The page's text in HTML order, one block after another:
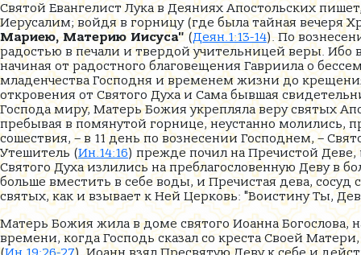
Святой Евангелист Лука в Деяниях Апостольских
Иерусалим; войдя в горницу (где была тайная вечеря
Мариею, Материю Иисуса" (Деян.1:13-14). По
радостью в печали и твердой учительницей веры. Ибо
начиная от радостного благовещения Гавриила о
младенчества Господня и временем жизни до
откровения от Святого Духа и Сама бывшая
Господа миру, Матерь Божия укрепляла веру святых
пребывая в помянутой горнице, неустанно молились,
сошествия, – в 11 день по вознесении Господнем, –
Утешитель (Ин.14:16) прежде почил на Пречистой
Святого Духа излились на преблагословенную Деву в
больше вместить в себе воды, и Пречистая дева,
святых, как и взывает к Ней Церковь: "Воистину Ты,
Матерь Божия жила в доме святого Иоанна Богослова,
времени, когда Господь сказал со креста Своей